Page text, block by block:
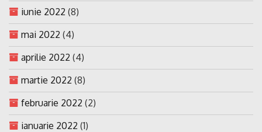
iunie 2022 (8)
mai 2022 (4)
aprilie 2022 (4)
martie 2022 (8)
februarie 2022 (2)
ianuarie 2022 (1)